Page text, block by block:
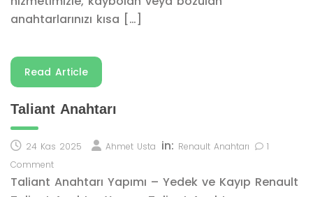
anahtarlarınızı kısa […]
Read Article
Taliant Anahtarı
24 Kas 2025 Ahmet Usta in: Renault Anahtarı
1
Comment
Taliant Anahtarı Yapımı – Yedek ve Kayıp Renault